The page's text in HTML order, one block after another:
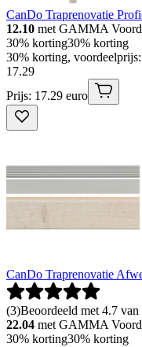
CanDo Traprenovatie
12.10 met GAMMA
30% korting30% korting
30% korting,
17.29
Prijs: 17.29 euro
CanDo Traprenovatie
(3)Beoordeeld met 4.7
22.04 met GAMMA
30% korting30% korting